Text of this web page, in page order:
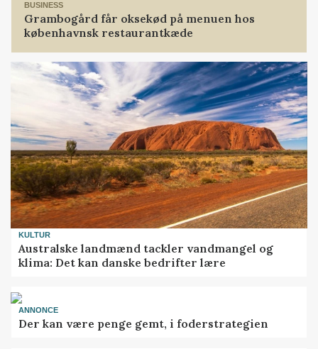
BUSINESS
Grambogård får oksekød på menuen hos
københavnsk restaurantkæde
KULTUR
Australske landmænd tackler vandmangel og
klima: Det kan danske bedrifter lære
ANNONCE
Der kan være penge gemt, i foderstrategien